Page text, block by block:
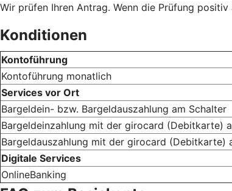
Wir prüfen Ihren Antrag. Wenn die Prüfung
Konditionen
Kontoführung
Kontoführung monatlich
Services vor Ort
Bargeldein- bzw. Bargeldauszahlung am Schalter
Bargeldeinzahlung mit der girocard (Debitkarte)
Bargeldauszahlung mit der girocard (Debitkarte)
Digitale Services
OnlineBanking